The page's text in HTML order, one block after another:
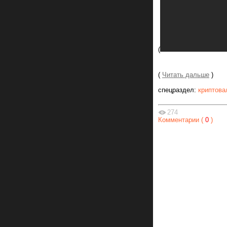
(
( Читать дальше )
спецраздел:
274
Комментарии ( 0 )